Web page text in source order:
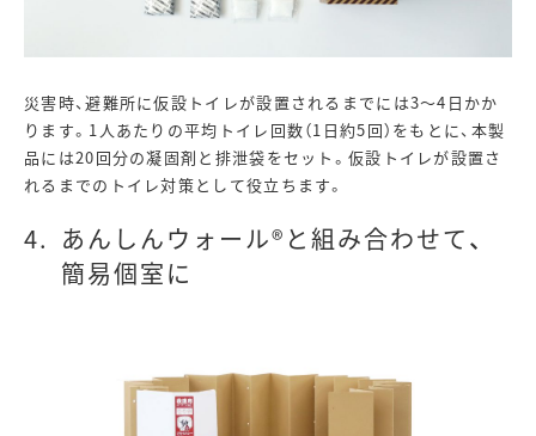
災害時、避難所に仮設トイレが設置されるまでには3～4日かか
ります。1人あたりの平均トイレ回数（1日約5回）をもとに、本製
品には20回分の凝固剤と排泄袋をセット。仮設トイレが設置さ
れるまでのトイレ対策として役立ちます。
あんしんウォール®と組み合わせて、
簡易個室に